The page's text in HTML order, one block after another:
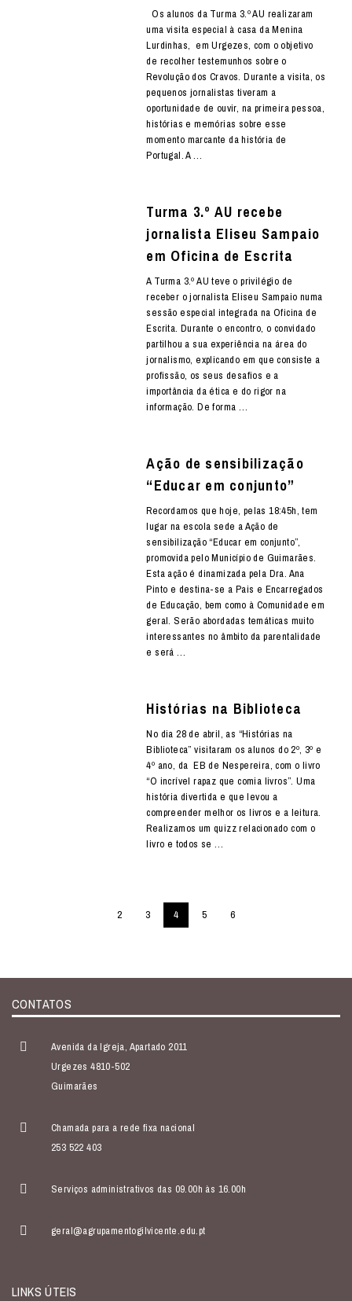
Os alunos da Turma 3.º AU realizaram
uma visita especial à casa da Menina
Lurdinhas, em Urgezes, com o objetivo
de recolher testemunhos sobre o
Revolução dos Cravos. Durante a visita, os
pequenos jornalistas tiveram a
oportunidade de ouvir, na primeira pessoa,
histórias e memórias sobre esse
momento marcante da história de
Portugal. A …
Turma 3.º AU recebe
jornalista Eliseu Sampaio
em Oficina de Escrita
A Turma 3.º AU teve o privilégio de
receber o jornalista Eliseu Sampaio numa
sessão especial integrada na Oficina de
Escrita. Durante o encontro, o convidado
partilhou a sua experiência na área do
jornalismo, explicando em que consiste a
profissão, os seus desafios e a
importância da ética e do rigor na
informação. De forma …
Ação de sensibilização
“Educar em conjunto”
Recordamos que hoje, pelas 18:45h, tem
lugar na escola sede a Ação de
sensibilização “Educar em conjunto”,
promovida pelo Município de Guimarães.
Esta ação é dinamizada pela Dra. Ana
Pinto e destina-se a Pais e Encarregados
de Educação, bem como à Comunidade em
geral. Serão abordadas temáticas muito
interessantes no âmbito da parentalidade
e será …
Histórias na Biblioteca
No dia 28 de abril, as “Histórias na
Biblioteca” visitaram os alunos do 2º, 3º e
4º ano, da EB de Nespereira, com o livro
“O incrível rapaz que comia livros”. Uma
história divertida e que levou a
compreender melhor os livros e a leitura.
Realizamos um quizz relacionado com o
livro e todos se …
2 3 4 5 6
CONTATOS
Avenida da Igreja, Apartado 2011
Urgezes 4810-502
Guimarães
Chamada para a rede fixa nacional
253 522 403
Serviços administrativos das 09.00h às 16.00h
geral@agrupamentogilvicente.edu.pt
LINKS ÚTEIS